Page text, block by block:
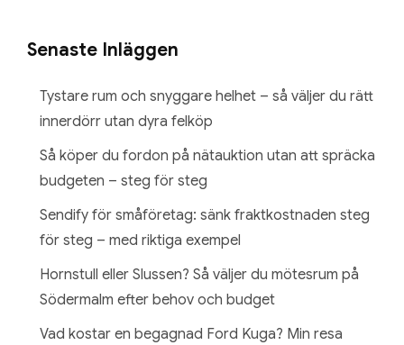
Senaste Inläggen
Tystare rum och snyggare helhet – så väljer du rätt
innerdörr utan dyra felköp
Så köper du fordon på nätauktion utan att spräcka
budgeten – steg för steg
Sendify för småföretag: sänk fraktkostnaden steg
för steg – med riktiga exempel
Hornstull eller Slussen? Så väljer du mötesrum på
Södermalm efter behov och budget
Vad kostar en begagnad Ford Kuga? Min resa